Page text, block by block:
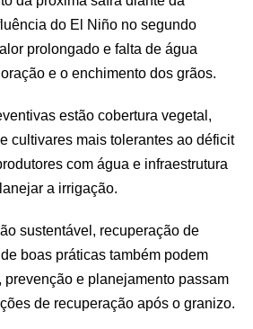
do El Niño no segundo
prolongado e falta de água
e o enchimento dos grãos.
estão cobertura vegetal,
cultivares mais tolerantes ao déficit
com água e infraestrutura
a irrigação.
sustentável, recuperação de
boas práticas também podem
prevenção e planejamento passam
de recuperação após o granizo.